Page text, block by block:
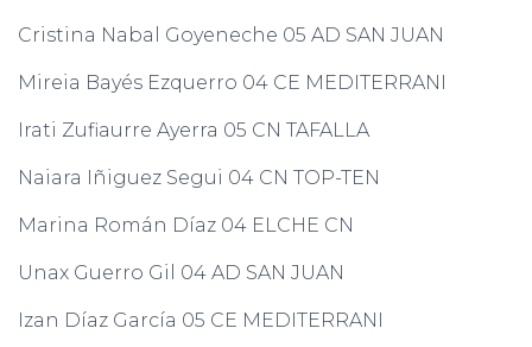
Cristina Nabal Goyeneche 05 AD SAN JUAN
Mireia Bayés Ezquerro 04 CE MEDITERRANI
Irati Zufiaurre Ayerra 05 CN TAFALLA
Naiara Iñiguez Segui 04 CN TOP-TEN
Marina Román Díaz 04 ELCHE CN
Unax Guerro Gil 04 AD SAN JUAN
Izan Díaz García 05 CE MEDITERRANI